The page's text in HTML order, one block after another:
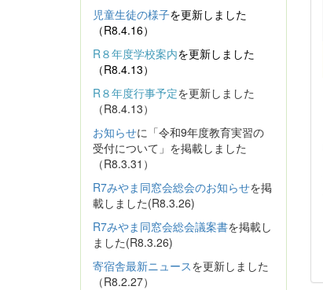
児童生徒の様子を更新しました
（R8.4.16）
R８年度学校案内を更新しました
（R8.4.13）
R８年度行事予定を更新しました
（R8.4.13）
お知らせに「令和9年度教育実習の
受付について」を掲載しました
（R8.3.31）
R7みやま同窓会総会のお知らせを掲
載しました(R8.3.26)
R7みやま同窓会総会議案書を掲載し
ました(R8.3.26)
寄宿舎最新ニュースを更新しました
（R8.2.27）